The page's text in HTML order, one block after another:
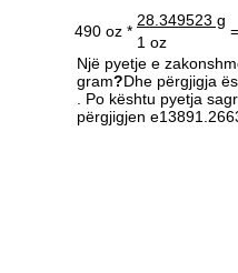
490 oz *
28.349523 g
1 oz
Një pyetje e
gram?Dhe përgjigja
. Po kështu pyetja
përgjigjen